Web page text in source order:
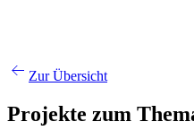
Zur Übersicht
Projekte zum